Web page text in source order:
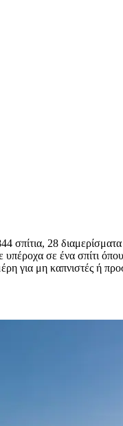
28
υπέροχα σε ένα σπίτι
για μη καπνιστές ή